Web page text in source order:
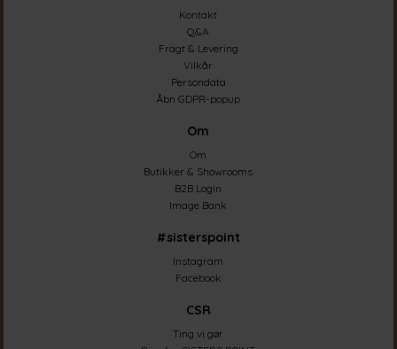
Kontakt
Q&A
Fragt & Levering
Vilkår
Persondata
Åbn GDPR-popup
Om
Om
Butikker & Showrooms
B2B Login
Image Bank
#sisterspoint
Instagram
Facebook
CSR
Ting vi gør